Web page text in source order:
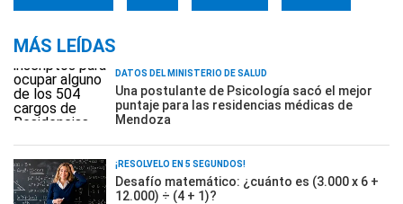
MÁS LEÍDAS
DATOS DEL MINISTERIO DE SALUD
Una postulante de Psicología sacó el mejor
puntaje para las residencias médicas de
Mendoza
¡RESOLVELO EN 5 SEGUNDOS!
Desafío matemático: ¿cuánto es (3.000 x 6 +
12.000) ÷ (4 + 1)?